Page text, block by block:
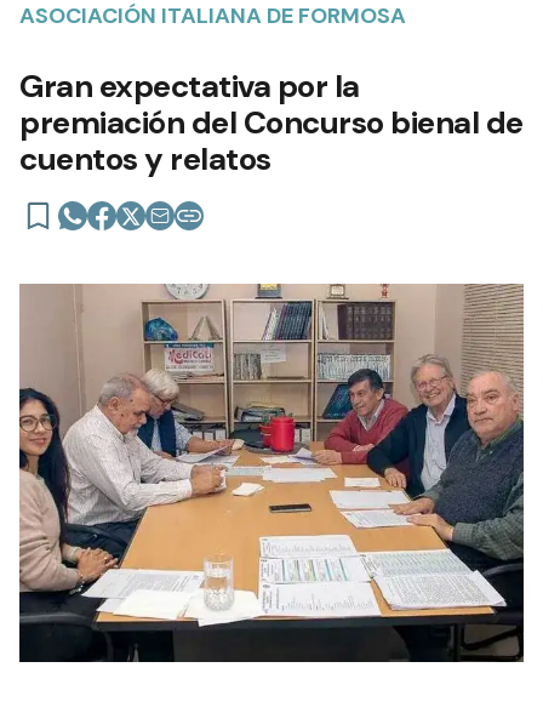
ASOCIACIÓN ITALIANA DE FORMOSA
Gran expectativa por la
premiación del Concurso bienal de
cuentos y relatos